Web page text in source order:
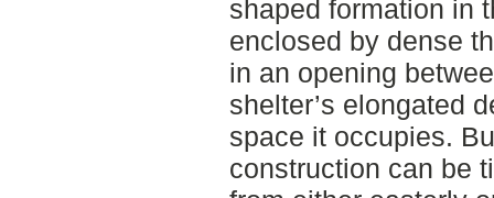
shaped formation in
enclosed by dense
in an opening
shelter’s elongated
space it occupies.
construction can be